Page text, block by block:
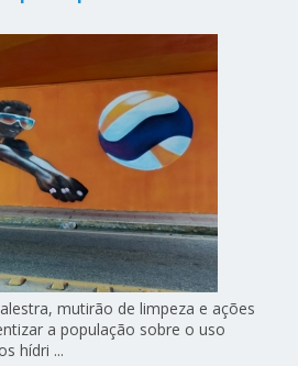
mutirão de limpeza e ações
a população sobre o uso
hídri ...